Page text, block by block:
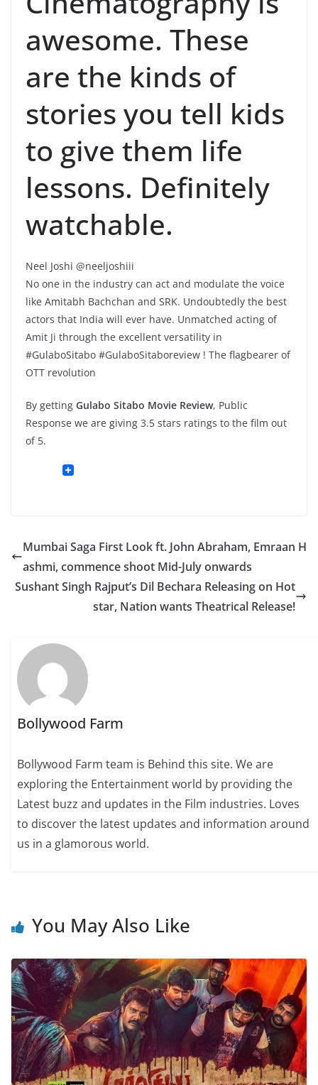
awesome. These
are the kinds of
stories you tell kids
to give them life
lessons. Definitely
watchable.
Neel Joshi @neeljoshiii
No one in the industry can act and modulate the voice
like Amitabh Bachchan and SRK. Undoubtedly the best
actors that India will ever have. Unmatched acting of
Amit Ji through the excellent versatility in
#GulaboSitabo #GulaboSitaboreview ! The flagbearer of
OTT revolution
By getting Gulabo Sitabo Movie Review, Public
Response we are giving 3.5 stars ratings to the film out
of 5.
Mumbai Saga First Look ft. John Abraham, Emraan H
ashmi, commence shoot Mid-July onwards
Sushant Singh Rajput’s Dil Bechara Releasing on Hot
star, Nation wants Theatrical Release!
Bollywood Farm
Bollywood Farm team is Behind this site. We are
exploring the Entertainment world by providing the
Latest buzz and updates in the Film industries. Loves
to discover the latest updates and information around
us in a glamorous world.
You May Also Like